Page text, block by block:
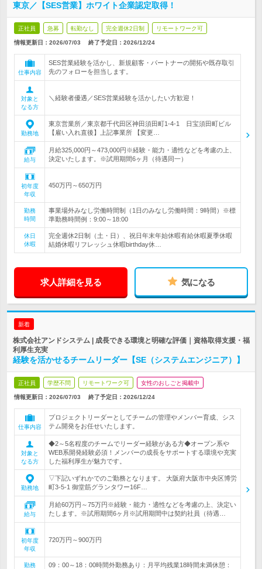
東京／【SES営業】ホワイト企業認定取得！
正社員 急募 転勤なし 完全週休2日制 リモートワーク可
情報更新日：2026/07/03 終了予定日： 2026/12/24
仕事内容
SES営業経験を活かし、新規顧客・パートナーの開拓や既存取引
先のフォローを担当します。
対象と
なる方
＼経験者優遇／SES営業経験を活かしたい方歓迎！
勤務地
東京営業所／東京都千代田区神田須田町1-4-1 日宝須田町ビル
【雇い入れ直後】上記事業所 【変更…
給与
月給325,000円～473,000円※経験・能力・適性などを考慮の上、
決定いたします。※試用期間6ヶ月（待遇同一）
初年度
年収
450万円～650万円
勤務
時間
事業場外みなし労働時間制（1日のみなし労働時間：9時間）※標
準勤務時間例：9:00～18:00
休日
休暇
完全週休2日制（土・日）、祝日年末年始休暇有給休暇夏季休暇
結婚休暇リフレッシュ休暇birthday休…
求人詳細を見る 気になる
新着
株式会社アンドシステム | 成長できる環境と明確な評価｜資格取得支援・福
利厚生充実
経験を活かせるチームリーダー【SE（システムエンジニア）】
正社員 学歴不問 リモートワーク可 女性のおしごと掲載中
情報更新日：2026/07/03 終了予定日： 2026/12/24
仕事内容
プロジェクトリーダーとしてチームの管理やメンバー育成、シス
テム開発をお任せいたします。
対象と
なる方
◆2～5名程度のチームでリーダー経験がある方◆オープン系や
WEB系開発経験必須！メンバーの成長をサポートする環境や充実
した福利厚生が魅力です。
勤務地
▽下記いずれかでのご勤務となります。 大阪府大阪市中央区博労
町3-5-1 御堂筋グランタワー16F…
給与
月給60万円～75万円※経験・能力・適性などを考慮の上、決定い
たします。※試用期間6ヶ月※試用期間中は契約社員（待遇…
初年度
年収
720万円～900万円
勤務
09：00～18：00時間外勤務あり：月平均残業18時間未満休憩：